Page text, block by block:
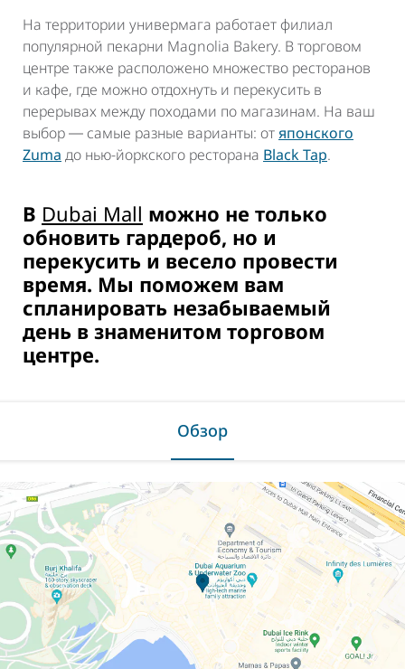
На территории универмага работает филиал
популярной пекарни Magnolia Bakery. В торговом
центре также расположено множество ресторанов
и кафе, где можно отдохнуть и перекусить в
перерывах между походами по магазинам. На ваш
выбор ― самые разные варианты: отяпонского
Zuma до нью-йоркского ресторана Black Tap.
В Dubai Mall можно не только
обновить гардероб, но и
перекусить и весело провести
время. Мы поможем вам
спланировать незабываемый
день в знаменитом торговом
центре.
Обзор